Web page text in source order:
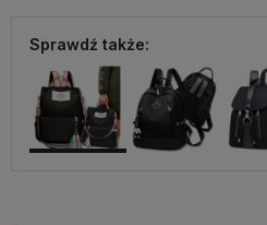
Sprawdź także: